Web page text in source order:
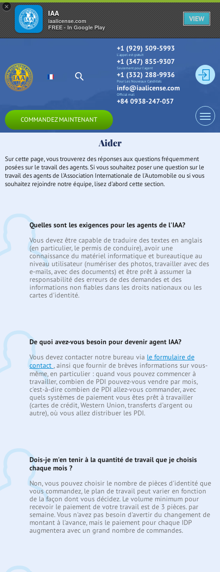
×
IAA
iaalicense.com
FREE - In Google Play
VIEW
+1 (929) 509-5993
L'appel est gratuit
+1 (347) 855-9307
Seulement pour l'agent
+1 (332) 288-9936
Pour Les Nouveaux Candidats
info@iaalicense.com
Official mail
+84 0938-247-057
COMMANDEZ MAINTENANT
Aider
Sur cette page, vous trouverez des réponses aux questions fréquemment
posées sur le travail des agents. Si vous souhaitez poser une question sur le
travail des agents de l'Association Internationale de l'Automobile ou si vous
souhaitez rejoindre notre équipe, lisez d'abord cette section.
Quelles sont les exigences pour les agents de l'IAA?
Vous devez être capable de traduire des textes en anglais
(en particulier, le permis de conduire), avoir une
connaissance du matériel informatique et bureautique au
niveau utilisateur (numériser des photos, travailler avec des
e-mails, avec des documents) et être prêt à assumer la
responsabilité des erreurs de des demandes et des
informations non fiables dans les droits nationaux ou les
cartes d'identité.
De quoi avez-vous besoin pour devenir agent IAA?
Vous devez contacter notre bureau via le formulaire de
contact , ainsi que fournir de brèves informations sur vous-
même, en particulier : quand vous pouvez commencer à
travailler, combien de PDI pouvez-vous vendre par mois,
c'est-à-dire combien de PDI allez-vous commander, avec
quels systèmes de paiement vous êtes prêt à travailler
(cartes de crédit, Western Union, transferts d'argent ou
autre), où vous allez distribuer les PDI.
Dois-je m'en tenir à la quantité de travail que je choisis
chaque mois ?
Non, vous pouvez choisir le nombre de pièces d'identité que
vous commandez, le plan de travail peut varier en fonction
de la façon dont vous décidez. Le volume minimum pour
recevoir le paiement de votre travail est de 3 pièces. par
semaine. Vous n'avez pas besoin d'avertir du changement de
montant à l'avance, mais le paiement pour chaque IDP
augmentera avec un grand nombre de commandes.